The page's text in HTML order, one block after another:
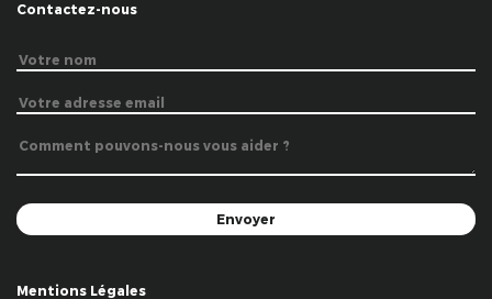
Contactez-nous
Mentions Légales